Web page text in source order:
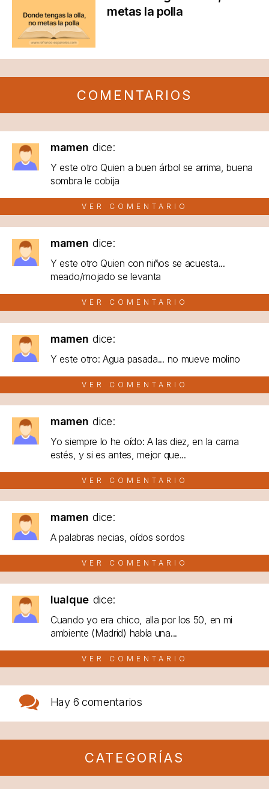
metas la polla
COMENTARIOS
mamen dice:
Y este otro Quien a buen árbol se arrima, buena
sombra le cobija
VER COMENTARIO
mamen dice:
Y este otro Quien con niños se acuesta...
meado/mojado se levanta
VER COMENTARIO
mamen dice:
Y este otro: Agua pasada... no mueve molino
VER COMENTARIO
mamen dice:
Yo siempre lo he oído: A las diez, en la cama
estés, y si es antes, mejor que...
VER COMENTARIO
mamen dice:
A palabras necias, oídos sordos
VER COMENTARIO
lualque dice:
Cuando yo era chico, alla por los 50, en mi
ambiente (Madrid) había una...
VER COMENTARIO
Hay 6 comentarios
CATEGORÍAS